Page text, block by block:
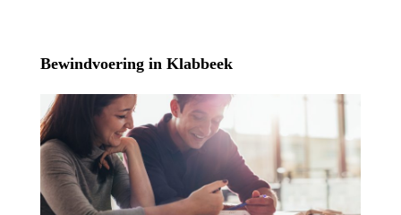
Bewindvoering in Klabbeek